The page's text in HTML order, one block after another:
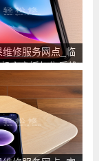
维修服务网点_临
官方授权售后维
心地址电话